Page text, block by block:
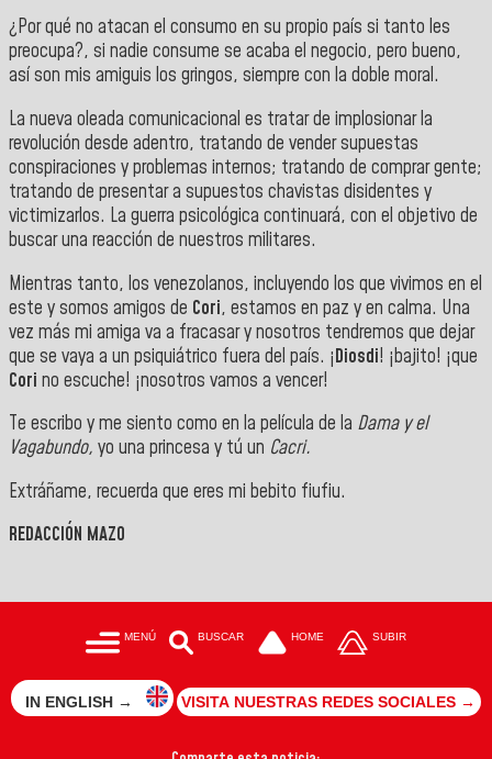
¿Por qué no atacan el consumo en su propio país si tanto les
preocupa?, si nadie consume se acaba el negocio, pero bueno,
así son mis amiguis los gringos, siempre con la doble moral.
La nueva oleada comunicacional es tratar de implosionar la
revolución desde adentro, tratando de vender supuestas
conspiraciones y problemas internos; tratando de comprar gente;
tratando de presentar a supuestos chavistas disidentes y
victimizarlos. La guerra psicológica continuará, con el objetivo de
buscar una reacción de nuestros militares.
Mientras tanto, los venezolanos, incluyendo los que vivimos en el
este y somos amigos de Cori, estamos en paz y en calma. Una
vez más mi amiga va a fracasar y nosotros tendremos que dejar
que se vaya a un psiquiátrico fuera del país. ¡Diosdi! ¡bajito! ¡que
Cori no escuche! ¡nosotros vamos a vencer!
Te escribo y me siento como en la película de la Dama y el
Vagabundo, yo una princesa y tú un Cacri.
Extráñame, recuerda que eres mi bebito fiufiu.
REDACCIÓN MAZO
MENÚ BUSCAR HOME SUBIR
IN ENGLISH → VISITA NUESTRAS REDES SOCIALES →